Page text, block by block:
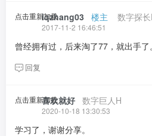
点击重新加载lqzhang03 楼主 数字探
2017-11-2 16:46:51
曾经拥有过，后来淘了77，就出手了。
回复
点击重新加载喜欢就好 数字巨人H
2020-10-18 13:30:53
学习了，谢谢分享。